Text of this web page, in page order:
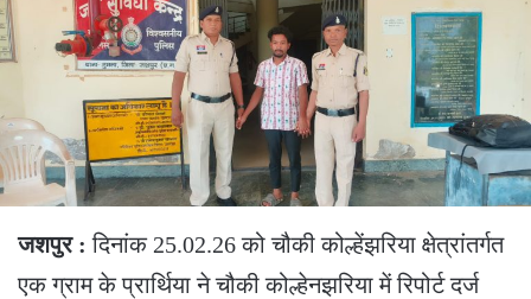
जशपुर : दिनांक 25.02.26 को चौकी कोल्हेंझरिया क्षेत्रांतर्गत
एक ग्राम के प्रार्थिया ने चौकी कोल्हेनझरिया में रिपोर्ट दर्ज